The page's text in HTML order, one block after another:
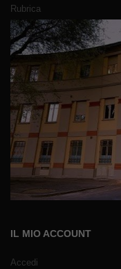
Rubrica
IL MIO ACCOUNT
Accedi